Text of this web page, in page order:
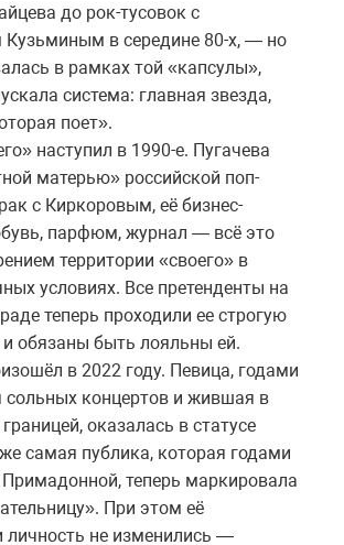
до рок-тусовок с
в середине 80-х, — но
в рамках той «капсулы»,
система: главная звезда,
поет».
наступил в 1990-е. Пугачева
матерью» российской поп-
с Киркоровым, её бизнес-
парфюм, журнал — всё это
территории «своего» в
условиях. Все претенденты на
теперь проходили ее строгую
обязаны быть лояльны ей.
в 2022 году. Певица, годами
сольных концертов и жившая в
оказалась в статусе
самая публика, которая годами
теперь маркировала
При этом её
личность не изменились —